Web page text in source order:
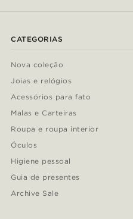
CATEGORIAS
Nova coleção
Joias e relógios
Acessórios para fato
Malas e Carteiras
Roupa e roupa interior
Óculos
Higiene pessoal
Guia de presentes
Archive Sale